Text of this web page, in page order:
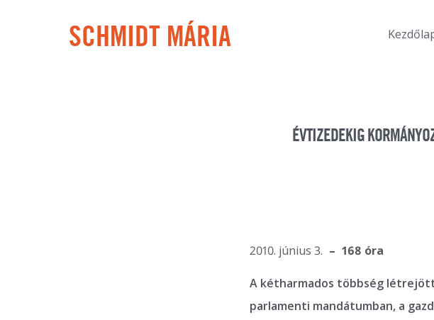
SCHMIDT MÁRIA
ÉVTIZEDEKIG
2010. június 3. 168 óra
A kétharmados többség
parlamenti mandátumban, a